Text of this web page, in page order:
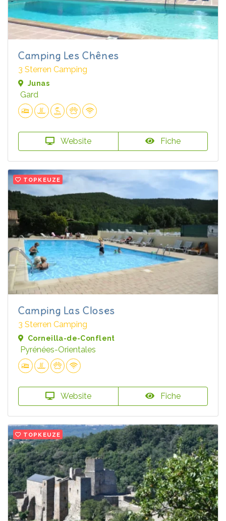
Camping Les Chênes
3 Sterren Camping
Junas
Gard
Website Fiche
TOPKEUZE
Camping Las Closes
3 Sterren Camping
Corneilla-de-Conflent
Pyrénées-Orientales
Website Fiche
TOPKEUZE